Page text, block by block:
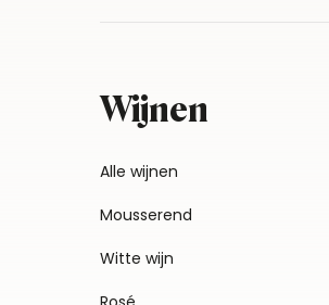
Wijnen
Alle wijnen
Mousserend
Witte wijn